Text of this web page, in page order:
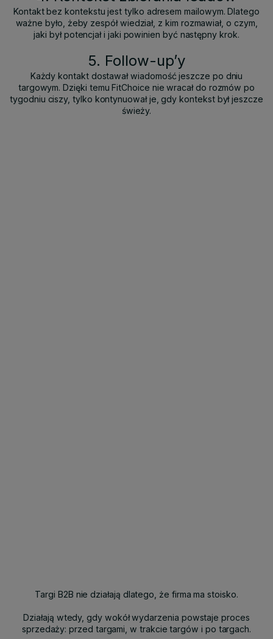
Kontakt bez kontekstu jest tylko adresem mailowym. Dlatego
ważne było, żeby zespół wiedział, z kim rozmawiał, o czym,
jaki był potencjał i jaki powinien być następny krok.
5. Follow-up’y
Każdy kontakt dostawał wiadomość jeszcze po dniu
targowym. Dzięki temu FitChoice nie wracał do rozmów po
tygodniu ciszy, tylko kontynuował je, gdy kontekst był jeszcze
świeży.
Targi B2B nie działają dlatego, że firma ma stoisko.
Działają wtedy, gdy wokół wydarzenia powstaje proces
sprzedaży: przed targami, w trakcie targów i po targach.